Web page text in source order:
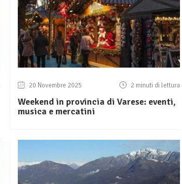
20 Novembre 2025 2 minuti di lettura
Weekend in provincia di Varese: eventi,
musica e mercatini